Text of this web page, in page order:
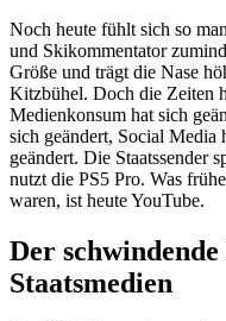
Noch heute fühlt sich so
und Skikommentator
Größe und trägt die Nase
Kitzbühel. Doch die Zeiten
Medienkonsum hat sich
sich geändert, Social Media
geändert. Die Staatssender
nutzt die PS5 Pro. Was
waren, ist heute YouTube.
Der
Staatsmedien